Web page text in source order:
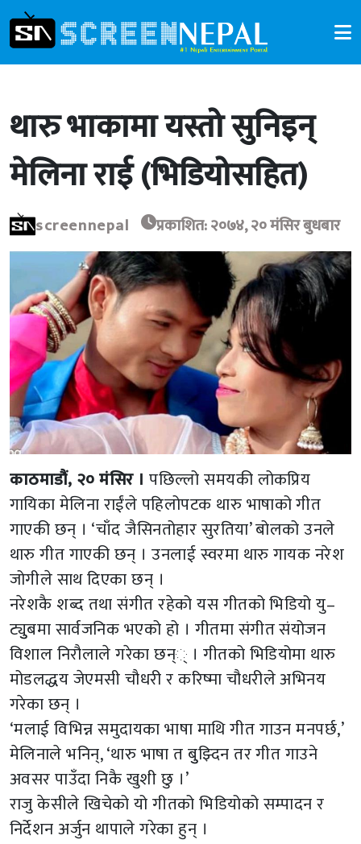
थारु भाकामा यस्तो सुनिइन्
मेलिना राई (भिडियोसहित)
screennepal प्रकाशित: २०७४, २० मंसिर बुधबार
काठमाडौं, २० मंसिर । पछिल्लो समयकी लोकप्रिय
गायिका मेलिना राईंले पहिलोपटक थारु भाषाको गीत
गाएकी छन् । ‘चाँद जैसिनतोहार सुरतिया’ बोलको उनले
थारु गीत गाएकी छन् । उनलाई स्वरमा थारु गायक नरेश
जोगीले साथ दिएका छन् ।
नरेशकै शब्द तथा संगीत रहेको यस गीतको भिडियो यु–
ट्युुबमा सार्वजनिक भएको हो । गीतमा संगीत संयोजन
विशाल निरौलाले गरेका छन्् । गीतको भिडियोमा थारु
मोडलद्धय जेएमसी चौधरी र करिष्मा चौधरीले अभिनय
गरेका छन् ।
‘मलाई विभिन्न समुदायका भाषा माथि गीत गाउन मनपर्छ,’
मेलिनाले भनिन्, ‘थारु भाषा त बुुझ्दिन तर गीत गाउने
अवसर पाउँदा निकै खुशी छु ।’
राजु केसीले खिचेको यो गीतको भिडियोको सम्पादन र
निर्देशन अर्जुन थापाले गरेका हुन् ।